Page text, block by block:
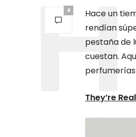
4 Hace un
rendían
pestaña de
cuestan.
perfumerías
They’re